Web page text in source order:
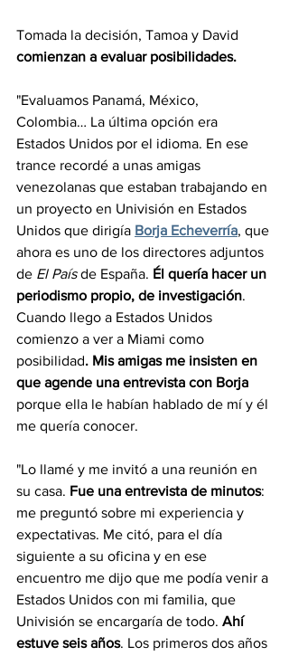
Tomada la decisión, Tamoa y David
comienzan a evaluar posibilidades.
"Evaluamos Panamá, México,
Colombia… La última opción era
Estados Unidos por el idioma. En ese
trance recordé a unas amigas
venezolanas que estaban trabajando en
un proyecto en Univisión en Estados
Unidos que dirigía Borja Echeverría, que
ahora es uno de los directores adjuntos
de El País de España. Él quería hacer un
periodismo propio, de investigación.
Cuando llego a Estados Unidos
comienzo a ver a Miami como
posibilidad. Mis amigas me insisten en
que agende una entrevista con Borja
porque ella le habían hablado de mí y él
me quería conocer.
"Lo llamé y me invitó a una reunión en
su casa. Fue una entrevista de minutos:
me preguntó sobre mi experiencia y
expectativas. Me citó, para el día
siguiente a su oficina y en ese
encuentro me dijo que me podía venir a
Estados Unidos con mi familia, que
Univisión se encargaría de todo. Ahí
estuve seis años. Los primeros dos años